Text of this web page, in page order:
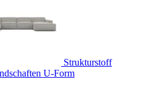
Strukturstoff
U-Form